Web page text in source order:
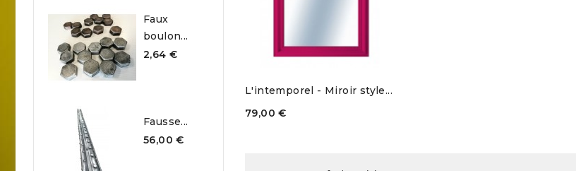
Faux
boulon...
2,64 €
Fausse...
56,00 €
web !
L'intemporel - Miroir style...
79,00 €